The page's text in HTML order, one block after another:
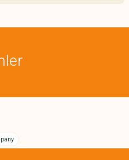
bulunuyor.